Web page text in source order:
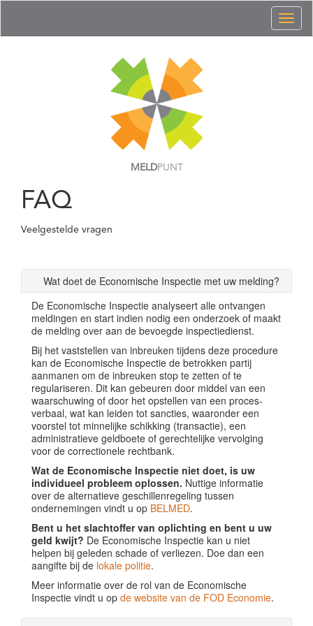
MELDPUNT
FAQ
Veelgestelde vragen
Wat doet de Economische Inspectie met uw melding?
De Economische Inspectie analyseert alle ontvangen
meldingen en start indien nodig een onderzoek of maakt
de melding over aan de bevoegde inspectiedienst.
Bij het vaststellen van inbreuken tijdens deze procedure
kan de Economische Inspectie de betrokken partij
aanmanen om de inbreuken stop te zetten of te
regulariseren. Dit kan gebeuren door middel van een
waarschuwing of door het opstellen van een proces-
verbaal, wat kan leiden tot sancties, waaronder een
voorstel tot minnelijke schikking (transactie), een
administratieve geldboete of gerechtelijke vervolging
voor de correctionele rechtbank.
Wat de Economische Inspectie niet doet, is uw
individueel probleem oplossen. Nuttige informatie
over de alternatieve geschillenregeling tussen
ondernemingen vindt u op BELMED.
Bent u het slachtoffer van oplichting en bent u uw
geld kwijt? De Economische Inspectie kan u niet
helpen bij geleden schade of verliezen. Doe dan een
aangifte bij de lokale politie.
Meer informatie over de rol van de Economische
Inspectie vindt u op de website van de FOD Economie.